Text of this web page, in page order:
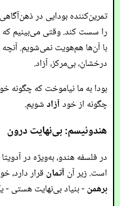
تمرین‌کننده بودایی در
را سست کند. وقتی می‌بینیم که
با آن‌ها هم‌هویت نمی‌شویم.
درخشان، بی‌مرکز، آزاد.
بودا به ما نیاموخت که چگونه
چگونه از خودآزادشویم.
هندوئیسم: بی‌نهایت درون
در فلسفه هندو، به‌ویژه در
است. زیر آن آتمان قرار دارد،
برهمن- بنیاد بی‌نهایت هستی